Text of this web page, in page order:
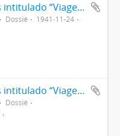
Álbum de recortes intitulado “Viagem do Sr Presidente da República a São Paulo”
Dossiê
1941-11-24
Álbum de recortes intitulado “Viagem Presidencial ao Norte”
Dossiê